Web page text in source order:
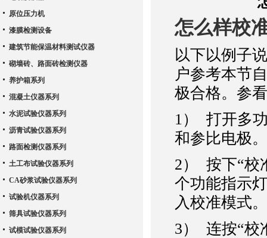
怎么样校
以下以例子
户参考本节
极合格。参
1） 打开多
和参比电极
2） 按下“校
个功能指示
入校准模式
3） 连按“校
原位压力机
漆膜检测设备
建筑节能保温材料测试仪器
砌墙砖、路面砖检测仪器
养护箱系列
混凝土仪器系列
水泥试验仪器系列
沥青试验仪器系列
路面检测仪器系列
土工布试验仪器系列
CA砂浆试验仪器系列
试验机仪器系列
筛具试验仪器系列
试模试验仪器系列